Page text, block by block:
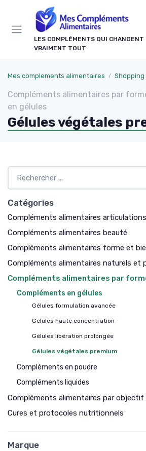
LES COMPLÉMENTS QUI CHANGENT
VRAIMENT TOUT
Mes complements alimentaires Shopping
Compléments alimentaires par
en gélules
Gélules végétales
Catégories
Compléments alimentaires
Compléments alimentaires beauté
Compléments alimentaires forme et
Compléments alimentaires naturels et
Compléments alimentaires par
Compléments en gélules
Gélules formulation avancée
Gélules haute concentration
Gélules libération prolongée
Gélules végétales premium
Compléments en poudre
Compléments liquides
Compléments alimentaires par objectif
Cures et protocoles nutritionnels
Marque
Panneau de gestion des cookies